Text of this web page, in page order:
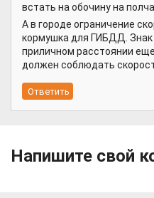
встать на обочину на
А в городе ограничение
кормушка для ГИБДД. Знак
приличном расстоянии
должен соблюдать
Напишите свой